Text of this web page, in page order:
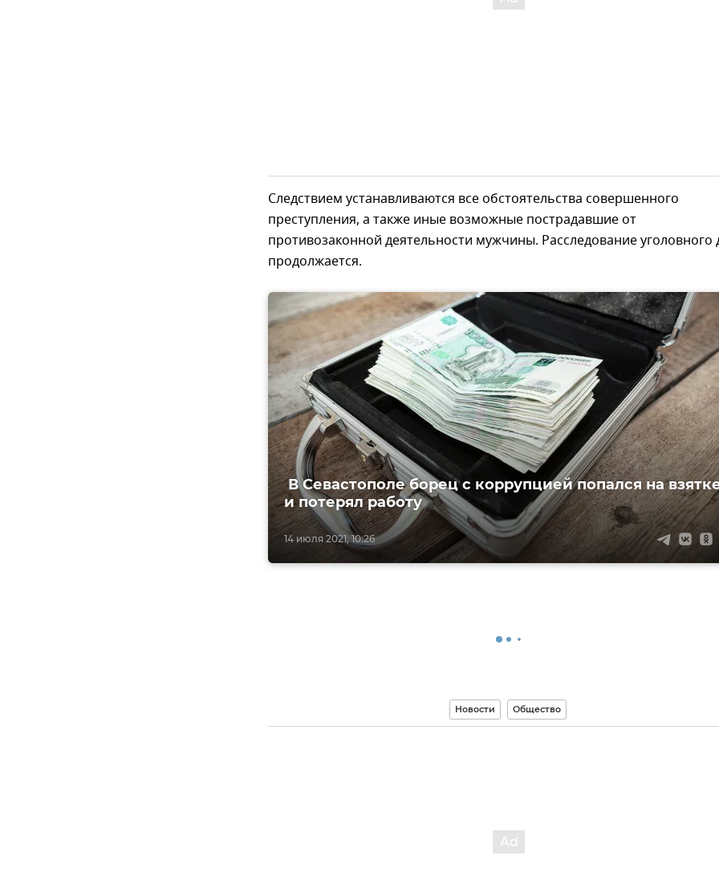
Следствием устанавливаются все обстоятельства совершенного
преступления, а также иные возможные пострадавшие от
противозаконной деятельности мужчины. Расследование уголовного
продолжается.
14 июля 2021, 10:26
В Севастополе борец с коррупцией попался на
и потерял работу
Новости Общество